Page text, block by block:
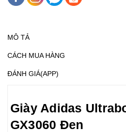
MÔ TẢ
CÁCH MUA HÀNG
ĐÁNH GIÁ(APP)
Giày Adidas
GX3060 Đen